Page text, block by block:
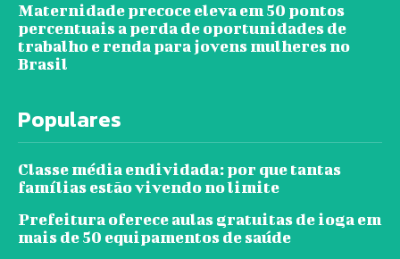
Maternidade precoce eleva em 50 pontos
percentuais a perda de oportunidades de
trabalho e renda para jovens mulheres no
Brasil
Populares
Classe média endividada: por que tantas
famílias estão vivendo no limite
Prefeitura oferece aulas gratuitas de ioga em
mais de 50 equipamentos de saúde